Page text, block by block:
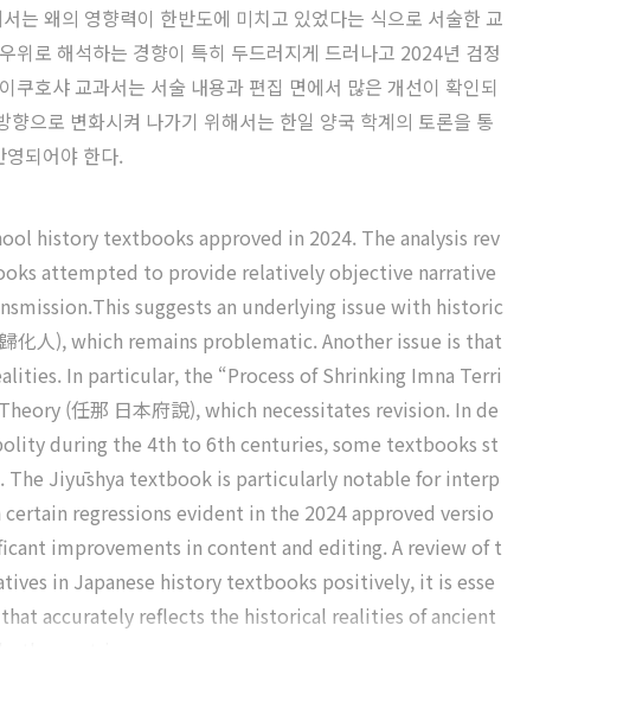
는 왜의 영향력이 한반도에 미치고 있었다는 식으로 서술한 교
위로 해석하는 경향이 특히 두드러지게 드러나고 2024년 검정
호샤 교과서는 서술 내용과 편집 면에서 많은 개선이 확인되
으로 변화시켜 나가기 위해서는 한일 양국 학계의 토론을 통
되어야 한다.
history textbooks approved in 2024. The analysis rev
attempted to provide relatively objective narrative
suggests an underlying issue with historic
人), which remains problematic. Another issue is that
In particular, the “Process of Shrinking Imna Terri
(任那 日本府說), which necessitates revision. In de
during the 4th to 6th centuries, some textbooks st
The Jiyūshya textbook is particularly notable for interp
regressions evident in the 2024 approved versio
improvements in content and editing. A review of t
in Japanese history textbooks positively, it is esse
accurately reflects the historical realities of ancient